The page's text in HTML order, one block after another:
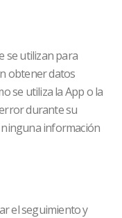
se utilizan para
obtener datos
se utiliza la App o la
durante su
ninguna información
el seguimiento y